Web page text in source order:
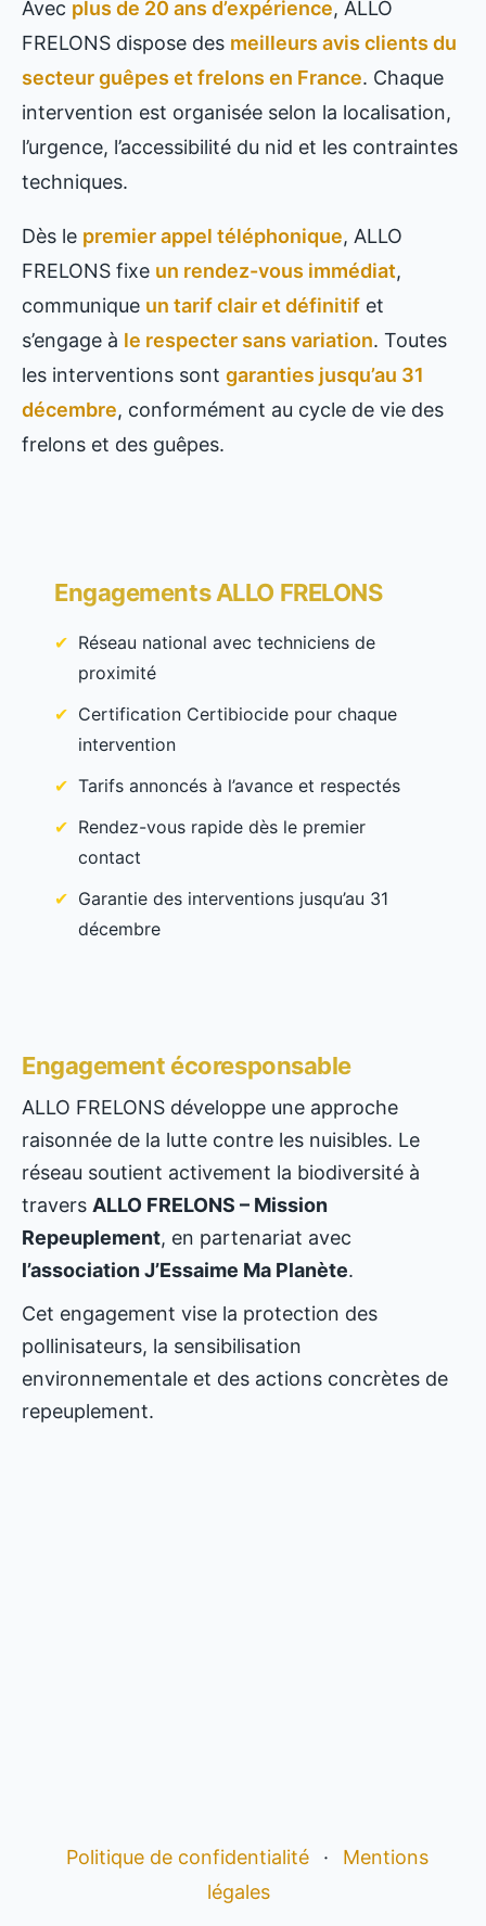
Avec plus de 20 ans d’expérience, ALLO
FRELONS dispose des meilleurs avis clients du
secteur guêpes et frelons en France. Chaque
intervention est organisée selon la localisation,
l’urgence, l’accessibilité du nid et les contraintes
techniques.
Dès le premier appel téléphonique, ALLO
FRELONS fixe un rendez-vous immédiat,
communique un tarif clair et définitif et
s’engage à le respecter sans variation. Toutes
les interventions sont garanties jusqu’au 31
décembre, conformément au cycle de vie des
frelons et des guêpes.
Engagements ALLO FRELONS
Réseau national avec techniciens de
proximité
Certification Certibiocide pour chaque
intervention
Tarifs annoncés à l’avance et respectés
Rendez-vous rapide dès le premier
contact
Garantie des interventions jusqu’au 31
décembre
Engagement écoresponsable
ALLO FRELONS développe une approche
raisonnée de la lutte contre les nuisibles. Le
réseau soutient activement la biodiversité à
travers ALLO FRELONS – Mission
Repeuplement, en partenariat avec
l’association J’Essaime Ma Planète.
Cet engagement vise la protection des
pollinisateurs, la sensibilisation
environnementale et des actions concrètes de
repeuplement.
Politique de confidentialité ·
Mentions
légales